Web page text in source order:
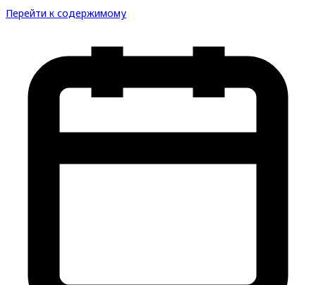
Перейти к содержимому